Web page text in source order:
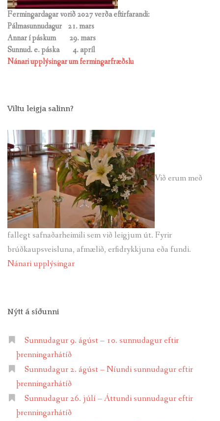
Fermingardagar vorið 2027 verða eftirfarandi:
Pálmasunnudagur 21. mars
Annar í páskum 29. mars
Sunnud. e. páska 4. apríl
Nánari upplýsingar um fermingarfræðslu
Viltu leigja salinn?
Við erum með
fallegt safnaðarheimili sem við leigjum út. Fyrir
brúðkaupsveisluna, afmælið, erfidrykkjuna eða fundi.
Nánari upplýsingar
Nýtt á síðunni
Sunnudagur 9. ágúst – 10. sunnudagur eftir
þrenningarhátíð
Sunnudagur 2. ágúst – Níundi sunnudagur eftir
þrenningarhátíð
Sunnudagur 26. júlí – Áttundi sunnudagur eftir
þrenningarhátíð